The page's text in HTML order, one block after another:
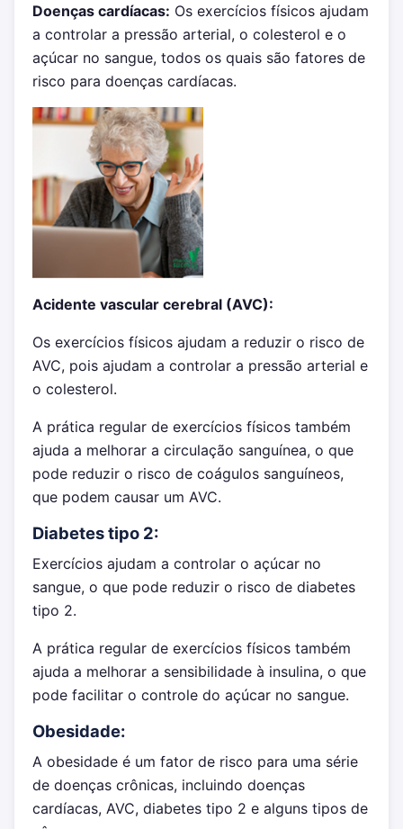
Doenças cardíacas: Os exercícios físicos ajudam
a controlar a pressão arterial, o colesterol e o
açúcar no sangue, todos os quais são fatores de
risco para doenças cardíacas.
Acidente vascular cerebral (AVC):
Os exercícios físicos ajudam a reduzir o risco de
AVC, pois ajudam a controlar a pressão arterial e
o colesterol.
A prática regular de exercícios físicos também
ajuda a melhorar a circulação sanguínea, o que
pode reduzir o risco de coágulos sanguíneos,
que podem causar um AVC.
Diabetes tipo 2:
Exercícios ajudam a controlar o açúcar no
sangue, o que pode reduzir o risco de diabetes
tipo 2.
A prática regular de exercícios físicos também
ajuda a melhorar a sensibilidade à insulina, o que
pode facilitar o controle do açúcar no sangue.
Obesidade:
A obesidade é um fator de risco para uma série
de doenças crônicas, incluindo doenças
cardíacas, AVC, diabetes tipo 2 e alguns tipos de